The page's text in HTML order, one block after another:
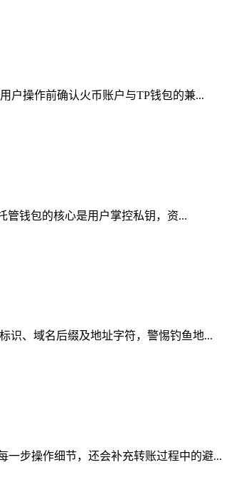
户操作前确认火币账户与TP钱包的兼...
管钱包的核心是用户掌控私钥，资...
识、域名后缀及地址字符，警惕钓鱼地...
一步操作细节，还会补充转账过程中的避...